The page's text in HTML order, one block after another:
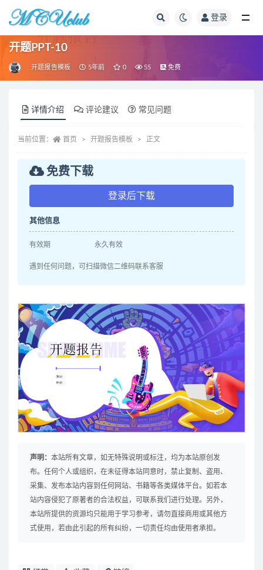
登录
开题PPT-10
开题报告模板 5年前 0 55 免费
详情介绍 评论建议 常见问题
当前位置： 首页 开题报告模板 正文
免费下载
登录后下载
其他信息
有效期 永久有效
遇到任何问题，可扫描微信二维码联系客服
声明： 本站所有文章，如无特殊说明或标注，均为本站原创发
布。任何个人或组织，在未征得本站同意时，禁止复制、盗用、
采集、发布本站内容到任何网站、书籍等各类媒体平台。如若本
站内容侵犯了原著者的合法权益，可联系我们进行处理。另外，
本站所提供的资源均只能用于学习参考，请勿直接商用或其他方
式使用，若由此引起的所有纠纷，一切责任均由使用者承担。